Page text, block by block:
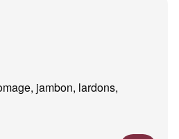
jambon, lardons,